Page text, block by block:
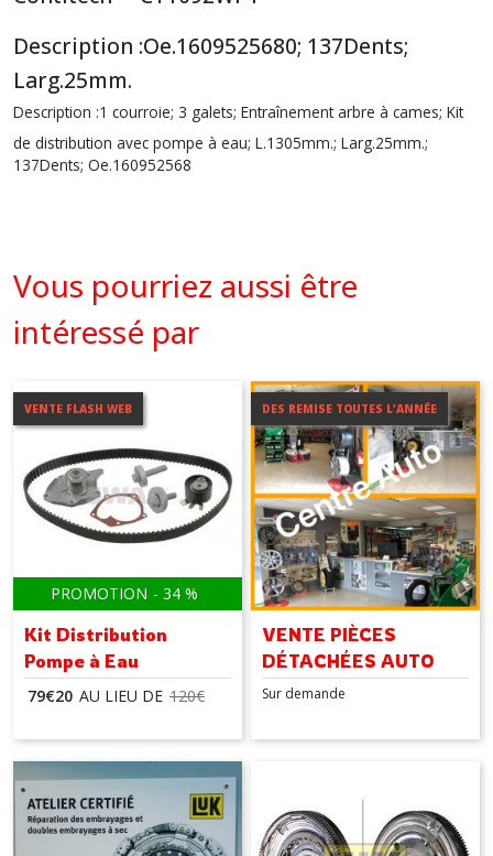
Description :Oe.1609525680; 137Dents;
Larg.25mm.
Description :1 courroie; 3 galets; Entraînement arbre à cames; Kit
de distribution avec pompe à eau; L.1305mm.; Larg.25mm.;
137Dents; Oe.160952568
Vous pourriez aussi être
intéressé par
VENTE FLASH WEB
PROMOTION - 34 %
Kit Distribution
Pompe à Eau
79€20 AU LIEU DE 120€
DES REMISE TOUTES L’ANNÉE
VENTE PIÈCES
DÉTACHÉES AUTO
Sur demande